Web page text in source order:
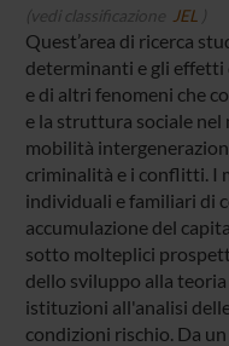
(vedi classificazione JEL
Quest’area di ricerca
determinanti e gli effetti
e di altri fenomeni che
e la struttura sociale
mobilità
criminalità e i conflitti. I
individuali e familiari di
accumulazione del
sotto molteplici
dello sviluppo alla
istituzioni all'analisi
condizioni rischio. Da